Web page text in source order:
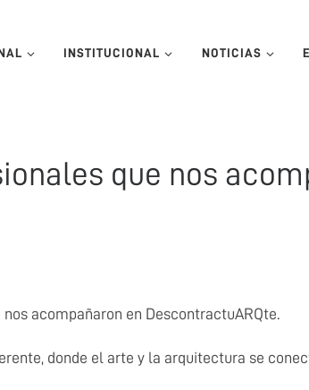
INSTITUCIONAL NOTICIAS
que nos
acompañaron en DescontractuARQte.
donde el arte y la arquitectura se